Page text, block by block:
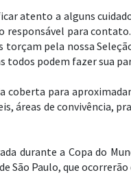
atento a alguns
responsável para
torçam pela nossa
todos podem fazer sua
coberta para
áreas de convivência,
durante a Copa do
São Paulo, que